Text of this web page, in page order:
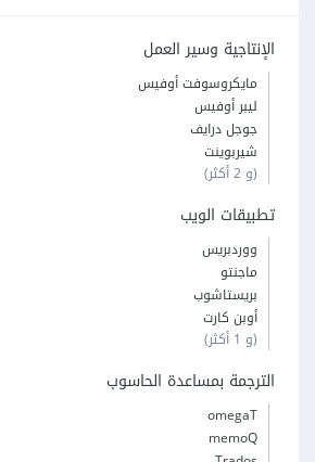
الإنتاجية وسير العمل
مايكروسوفت أوفيس
ليبر أوفيس
جوجل درايف
شيربوينت
(و 2 أكثر)
تطبيقات الويب
ووردبريس
ماجنتو
بريستاشوب
أوبن كارت
(و 1 أكثر)
الترجمة بمساعدة الحاسوب
omegaT
memoQ